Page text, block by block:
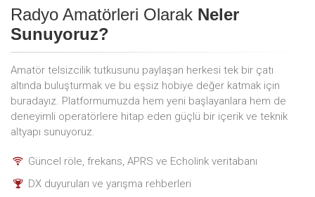
Radyo Amatörleri Olarak Neler
Sunuyoruz?
Amatör telsizcilik tutkusunu paylaşan herkesi tek bir çatı
altında buluşturmak ve bu eşsiz hobiye değer katmak için
buradayız. Platformumuzda hem yeni başlayanlara hem de
deneyimli operatörlere hitap eden güçlü bir içerik ve teknik
altyapı sunuyoruz.
Güncel röle, frekans, APRS ve Echolink veritabanı
DX duyuruları ve yarışma rehberleri